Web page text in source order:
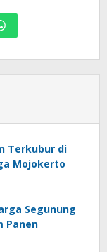
Terkubur di
Mojokerto
Segunung
Panen